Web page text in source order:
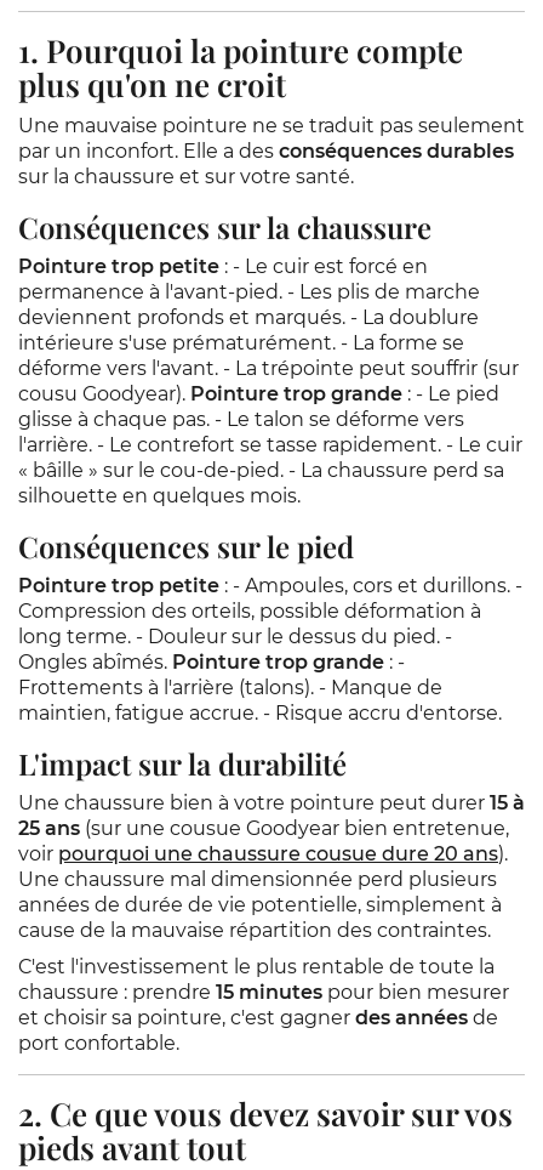
1. Pourquoi la pointure compte
plus qu'on ne croit
Une mauvaise pointure ne se traduit pas seulement
par un inconfort. Elle a des conséquences durables
sur la chaussure et sur votre santé.
Conséquences sur la chaussure
Pointure trop petite : - Le cuir est forcé en
permanence à l'avant-pied. - Les plis de marche
deviennent profonds et marqués. - La doublure
intérieure s'use prématurément. - La forme se
déforme vers l'avant. - La trépointe peut souffrir (sur
cousu Goodyear). Pointure trop grande : - Le pied
glisse à chaque pas. - Le talon se déforme vers
l'arrière. - Le contrefort se tasse rapidement. - Le cuir
« bâille » sur le cou-de-pied. - La chaussure perd sa
silhouette en quelques mois.
Conséquences sur le pied
Pointure trop petite : - Ampoules, cors et durillons. -
Compression des orteils, possible déformation à
long terme. - Douleur sur le dessus du pied. -
Ongles abîmés. Pointure trop grande : -
Frottements à l'arrière (talons). - Manque de
maintien, fatigue accrue. - Risque accru d'entorse.
L'impact sur la durabilité
Une chaussure bien à votre pointure peut durer 15 à
25 ans (sur une cousue Goodyear bien entretenue,
voir pourquoi une chaussure cousue dure 20 ans).
Une chaussure mal dimensionnée perd plusieurs
années de durée de vie potentielle, simplement à
cause de la mauvaise répartition des contraintes.
C'est l'investissement le plus rentable de toute la
chaussure : prendre 15 minutes pour bien mesurer
et choisir sa pointure, c'est gagner des années de
port confortable.
2. Ce que vous devez savoir sur vos
pieds avant tout